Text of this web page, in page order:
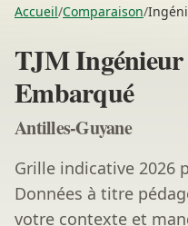
Accueil/Comparaison/
TJM
Embarqué
Antilles-Guyane
Grille indicative 2026
Données à titre
votre contexte et